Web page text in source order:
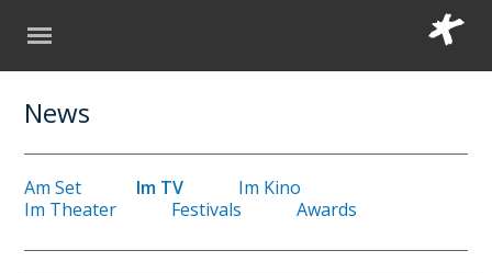
News
Am Set Im TV
Im Kino
Im Theater
Festivals Awards